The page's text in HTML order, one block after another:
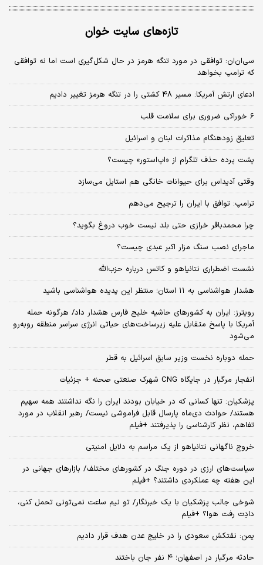
تازه‌های سایت خوان
سی‌ان‌ان: توافقی در مورد تنگه هرمز در حال شکل‌گیری است اما نه توافقی
که ترامپ بخواهد
ادعای ارتش آمریکا: مسیر ۴۸ کشتی را در تنگه هرمز تغییر دادیم
۶ خوراکی ضروری برای سلامت قلب
تعلیق زودهنگام مذاکرات لبنان و اسرائیل
پشت پرده حذف تلگرام از «اپ‌استور» چیست؟
وقتی آدیداس برای حیوانات خانگی هم استایل می‌سازد
ترامپ: توافق با ایران را ترجیح می‌دهم
چرا محمدباقر خرازی حتی بلد نیست خوب دروغ بگوید؟
ماجرای نصب سنگ مزار اکبر عبدی چیست؟
نشست اضطراری نتانیاهو و کاتس درباره حزب‌الله
هشدار هواشناسی به ۱۱ استان؛ منتظر این پدیده هواشناسی باشید
رویترز: ایران به کشورهای حاشیه خلیج فارس هشدار داد/ هرگونه حمله
آمریکا با پاسخ متقابل علیه زیرساخت‌های حیاتی انرژی سراسر منطقه روبه‌رو
می‌شود
حمله دوباره نخست وزیر سابق اسرائیل به قطر
انفجار مرگبار در جایگاه CNG شهرک صنعتی صحنه + جزئیات
پزشکیان: تنها کسانی که در خیابان بودند ایران را نگه نداشتند همه سهیم
هستند/ حوادث دی‌ماه پارسال قابل فراموشی نیست/ رهبر انقلاب در مورد
تفاهم، نظر کارشناسی را پذیرفتند +فیلم
خروج ناگهانی نتانیاهو از یک مراسم به دلایل امنیتی
سیاست‌های ارزی در دوره جنگ در کشورهای مختلف/ بازارهای جهانی در
این هفته چه عملکردی داشتند؟ +فیلم
شوخی جالب پزشکیان با یک خبرنگار/ تو نیم ساعت نمی‌تونی تحمل کنی،
دادِت رفت هوا؟ +فیلم
یمن: نفتکش سعودی را در خلیج عدن هدف قرار دادیم
حادثه مرگبار در اصفهان؛ ۴ نفر جان باختند